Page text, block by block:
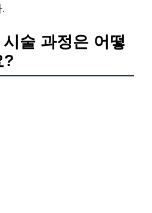
술 과정은 어떻
?